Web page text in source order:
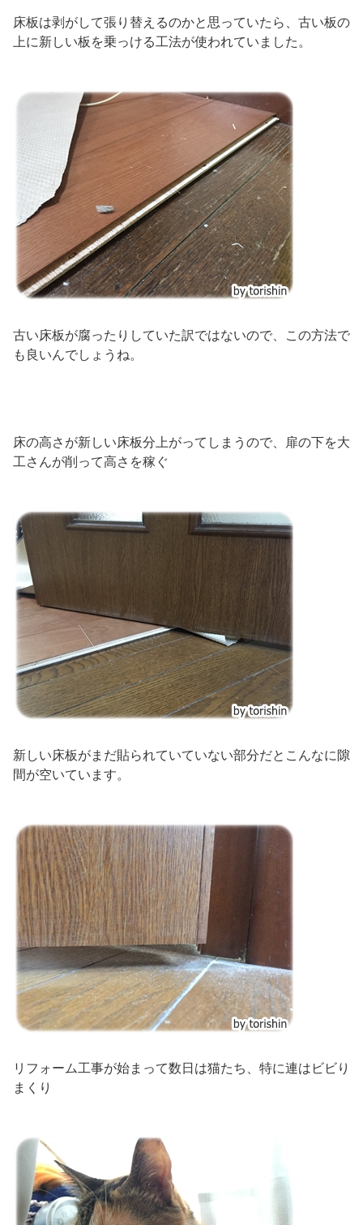
床板は剥がして張り替えるのかと思っていたら、古い板の
上に新しい板を乗っける工法が使われていました。
古い床板が腐ったりしていた訳ではないので、この方法で
も良いんでしょうね。
床の高さが新しい床板分上がってしまうので、扉の下を大
工さんが削って高さを稼ぐ
新しい床板がまだ貼られていていない部分だとこんなに隙
間が空いています。
リフォーム工事が始まって数日は猫たち、特に連はビビり
まくり